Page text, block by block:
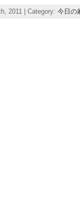
2011 | Category: 今日の